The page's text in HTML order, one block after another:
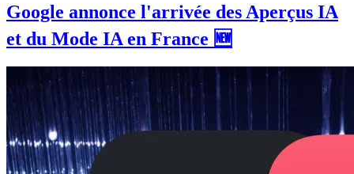
Google annonce l'arrivée des Aperçus IA
et du Mode IA en France 🆕